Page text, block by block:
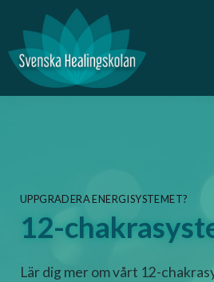
UPPGRADERA ENERGISYSTEMET?
12-
Lär dig mer om vårt 12-